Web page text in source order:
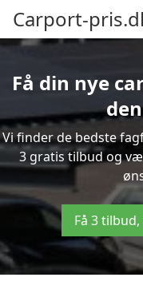
Carport-
Få din nye
Vi finder de bedste
3 gratis tilbud og
Få 3